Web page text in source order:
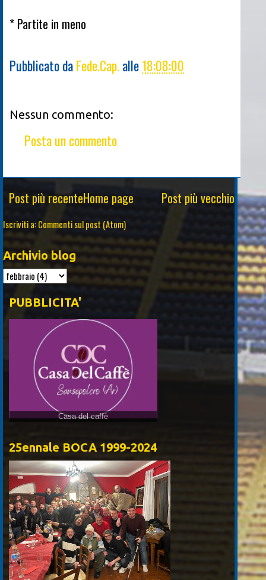
* Partite in meno
Pubblicato daFede.Cap.alle18:08:00
Nessun commento:
Posta un commento
Post più recente Post più vecchio
Home page
Iscriviti a:Commenti sul post (Atom)
Archivio blog
PUBBLICITA'
Casa del caffè
25ennale BOCA 1999-2024